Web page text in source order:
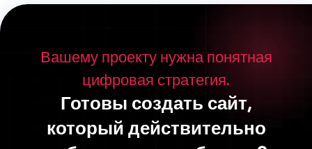
Вашему проекту нужна понятная
цифровая стратегия.
Готовы создать сайт,
который действительно